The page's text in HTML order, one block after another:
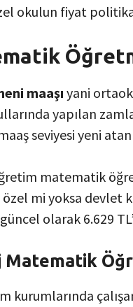
okulun fiyat
maaşı yani
yapılan
seviyesi yeni
matematik
özel mi yoksa devlet
olarak 6.629
kurumlarında